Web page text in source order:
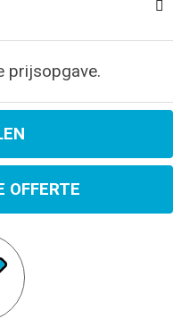
prijsopgave.
OFFERTE